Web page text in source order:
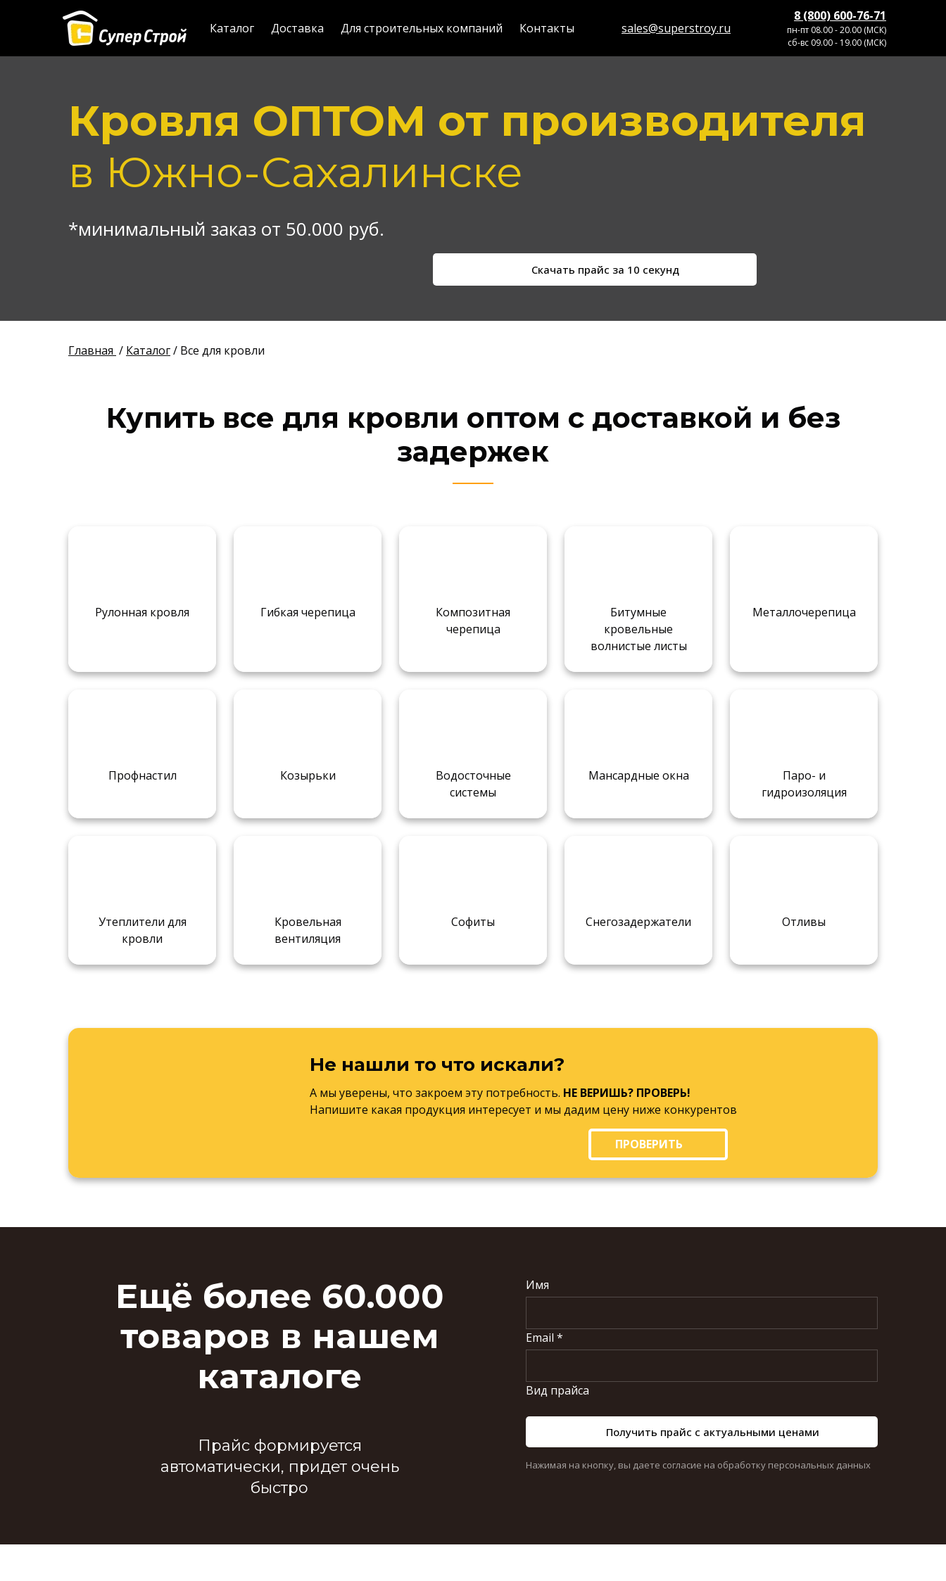
Каталог Доставка Для строительных компаний Контакты sales@superstroy.ru
8 (800) 600-76-71
пн-пт 08.00 - 20.00 (МСК)
сб-вс 09.00 - 19.00 (МСК)
Кровля ОПТОМ от производителя
в Южно-Сахалинске
*минимальный заказ от 50.000 руб.
Скачать прайс за 10 секунд
Главная / Каталог/ Все для кровли
Купить все для кровли оптом с доставкой и без
задержек
Рулонная кровля Гибкая черепица
Композитная
черепица
Битумные
кровельные
волнистые листы
Металлочерепица
Профнастил Козырьки
Водосточные
системы
Мансардные окна
Паро- и
гидроизоляция
Утеплители для
кровли
Кровельная
вентиляция
Софиты Снегозадержатели Отливы
Не нашли то что искали?
А мы уверены, что закроем эту потребность. НЕ ВЕРИШЬ? ПРОВЕРЬ!
Напишите какая продукция интересует и мы дадим цену ниже конкурентов
ПРОВЕРИТЬ
Ещё более 60.000
товаров в нашем
каталоге
Прайс формируется
автоматически, придет очень
быстро
Имя
Email *
Вид прайса
Получить прайс с актуальными ценами
Нажимая на кнопку, вы даете согласие на обработку персональных данных